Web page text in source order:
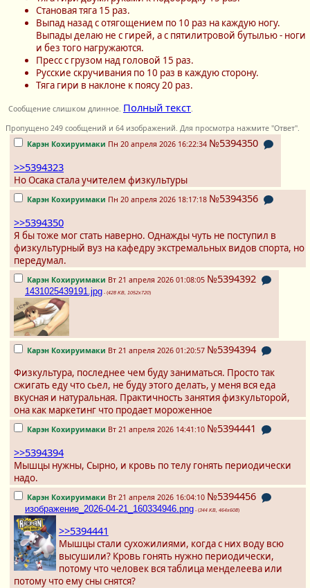
Становая тяга 15 раз.
Выпад назад с отягощением по 10 раз на каждую ногу.
Выпады делаю не с гирей, а с пятилитровой бутылью - ноги
и без того нагружаются.
Пресс с грузом над головой 15 раз.
Русские скручивания по 10 раз в каждую сторону.
Тяга гири в наклоне к поясу 20 раз.
Сообщение слишком длинное. Полный текст.
Пропущено 249 сообщений и 64 изображений. Для просмотра нажмите "Ответ".
Карэн Кохируимаки Пн 20 апреля 2026 16:22:34 №5394350
>>5394323
Но Осака стала учителем физкультуры
Карэн Кохируимаки Пн 20 апреля 2026 18:17:18 №5394356
>>5394350
Я бы тоже мог стать наверно. Однажды чуть не поступил в
физкультурный вуз на кафедру экстремальных видов спорта, но
передумал.
Карэн Кохируимаки Вт 21 апреля 2026 01:08:05 №5394392
1431025439191.jpg - (428 KB, 1052x720)
Карэн Кохируимаки Вт 21 апреля 2026 01:20:57 №5394394
Физкультура, последнее чем буду заниматься. Просто так
сжигать еду что сьел, не буду этого делать, у меня вся еда
вкусная и натуральная. Практичность занятия физкульторой,
она как маркетинг что продает мороженное
Карэн Кохируимаки Вт 21 апреля 2026 14:41:10 №5394441
>>5394394
Мышцы нужны, Сырно, и кровь по телу гонять периодически
надо.
Карэн Кохируимаки Вт 21 апреля 2026 16:04:10 №5394456
изображение_2026-04-21_160334946.png - (344 KB, 464x608)
>>5394441
Мышцы стали сухожилиями, когда с них воду всю
высушили? Кровь гонять нужно периодически,
потому что человек вся таблица менделеева или
потому что ему сны снятся?